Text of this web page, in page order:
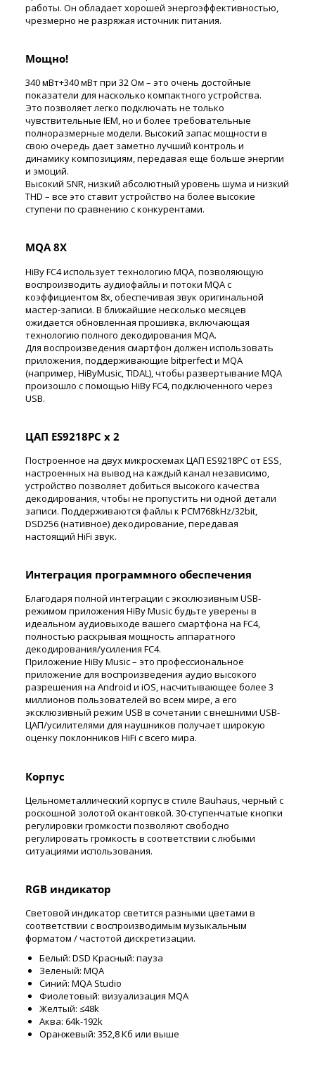
работы. Он обладает хорошей энергоэффективностью,
чрезмерно не разряжая источник питания.
Мощно!
340 мВт+340 мВт при 32 Ом – это очень достойные
показатели для насколько компактного устройства.
Это позволяет легко подключать не только
чувствительные IEM, но и более требовательные
полноразмерные модели. Высокий запас мощности в
свою очередь дает заметно лучший контроль и
динамику композициям, передавая еще больше энергии
и эмоций.
Высокий SNR, низкий абсолютный уровень шума и низкий
THD – все это ставит устройство на более высокие
ступени по сравнению с конкурентами.
MQA 8X
HiBy FC4 использует технологию MQA, позволяющую
воспроизводить аудиофайлы и потоки MQA с
коэффициентом 8x, обеспечивая звук оригинальной
мастер-записи. В ближайшие несколько месяцев
ожидается обновленная прошивка, включающая
технологию полного декодирования MQA.
Для воспроизведения смартфон должен использовать
приложения, поддерживающие bitperfect и MQA
(например, HiByMusic, TIDAL), чтобы развертывание MQA
произошло с помощью HiBy FC4, подключенного через
USB.
ЦАП ES9218PC х 2
Построенное на двух микросхемах ЦАП ES9218PC от ESS,
настроенных на вывод на каждый канал независимо,
устройство позволяет добиться высокого качества
декодирования, чтобы не пропустить ни одной детали
записи. Поддерживаются файлы к PCM768kHz/32bit,
DSD256 (нативное) декодирование, передавая
настоящий HiFi звук.
Интеграция программного обеспечения
Благодаря полной интеграции с эксклюзивным USB-
режимом приложения HiBy Music будьте уверены в
идеальном аудиовыходе вашего смартфона на FC4,
полностью раскрывая мощность аппаратного
декодирования/усиления FC4.
Приложение HiBy Music – это профессиональное
приложение для воспроизведения аудио высокого
разрешения на Android и iOS, насчитывающее более 3
миллионов пользователей во всем мире, а его
эксклюзивный режим USB в сочетании с внешними USB-
ЦАП/усилителями для наушников получает широкую
оценку поклонников HiFi с всего мира.
Корпус
Цельнометаллический корпус в стиле Bauhaus, черный с
роскошной золотой окантовкой. 30-ступенчатые кнопки
регулировки громкости позволяют свободно
регулировать громкость в соответствии с любыми
ситуациями использования.
RGB индикатор
Световой индикатор светится разными цветами в
соответствии с воспроизводимым музыкальным
форматом / частотой дискретизации.
Белый: DSD Красный: пауза
Зеленый: MQA
Синий: MQA Studio
Фиолетовый: визуализация MQA
Желтый: ≤48k
Аква: 64k-192k
Оранжевый: 352,8 Кб или выше